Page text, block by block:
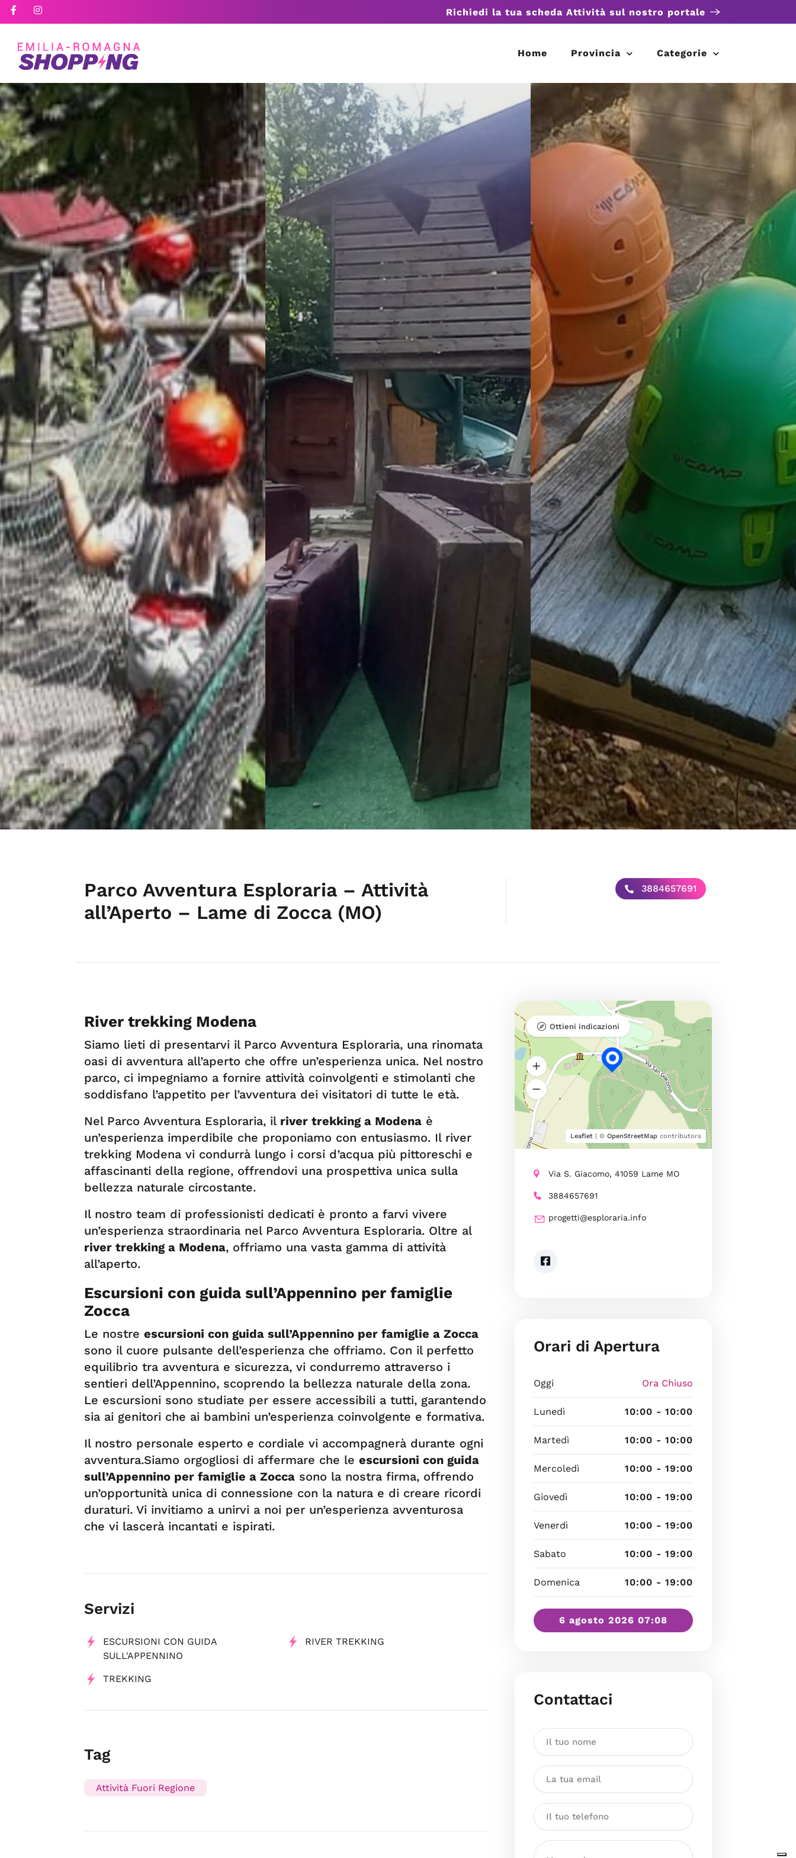
Richiedi la tua scheda Attività sul nostro portale
Home Provincia Categorie
Parco Avventura Esploraria – Attività
all’Aperto – Lame di Zocca (MO)
3884657691
River trekking Modena
Siamo lieti di presentarvi il Parco Avventura Esploraria, una rinomata
oasi di avventura all’aperto che offre un’esperienza unica. Nel nostro
parco, ci impegniamo a fornire attività coinvolgenti e stimolanti che
soddisfano l’appetito per l’avventura dei visitatori di tutte le età.
Nel Parco Avventura Esploraria, il river trekking a Modena è
un’esperienza imperdibile che proponiamo con entusiasmo. Il river
trekking Modena vi condurrà lungo i corsi d’acqua più pittoreschi e
affascinanti della regione, offrendovi una prospettiva unica sulla
bellezza naturale circostante.
Il nostro team di professionisti dedicati è pronto a farvi vivere
un’esperienza straordinaria nel Parco Avventura Esploraria. Oltre al
river trekking a Modena, offriamo una vasta gamma di attività
all’aperto.
Escursioni con guida sull’Appennino per famiglie
Zocca
Le nostre escursioni con guida sull’Appennino per famiglie a Zocca
sono il cuore pulsante dell’esperienza che offriamo. Con il perfetto
equilibrio tra avventura e sicurezza, vi condurremo attraverso i
sentieri dell’Appennino, scoprendo la bellezza naturale della zona.
Le escursioni sono studiate per essere accessibili a tutti, garantendo
sia ai genitori che ai bambini un’esperienza coinvolgente e formativa.
Il nostro personale esperto e cordiale vi accompagnerà durante ogni
avventura.Siamo orgogliosi di affermare che le escursioni con guida
sull’Appennino per famiglie a Zocca sono la nostra firma, offrendo
un’opportunità unica di connessione con la natura e di creare ricordi
duraturi. Vi invitiamo a unirvi a noi per un’esperienza avventurosa
che vi lascerà incantati e ispirati.
Servizi
ESCURSIONI CON GUIDA
SULL'APPENNINO
RIVER TREKKING
TREKKING
Tag
Attività Fuori Regione
Leaflet| © OpenStreetMapcontributors
Ottieni indicazioni
Via S. Giacomo, 41059 Lame MO
3884657691
progetti@esploraria.info
Orari di Apertura
Oggi Ora Chiuso
Lunedì 10:00 - 10:00
Martedì 10:00 - 10:00
Mercoledì 10:00 - 19:00
Giovedì 10:00 - 19:00
Venerdì 10:00 - 19:00
Sabato 10:00 - 19:00
Domenica 10:00 - 19:00
6 agosto 2026 07:08
Contattaci